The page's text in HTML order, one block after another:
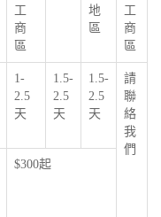
工
商
區
地
區
工
商
區
1-
2.5
天
1.5-
2.5
天
1.5-
2.5
天
請
聯
絡
我
們
$300起